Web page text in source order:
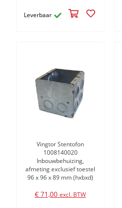
Leverbaar
Vingtor Stentofon
1008140020
Inbouwbehuizing,
afmeting exclusief toestel
96 x 96 x 89 mm (hxbxd)
€ 71,00excl. BTW